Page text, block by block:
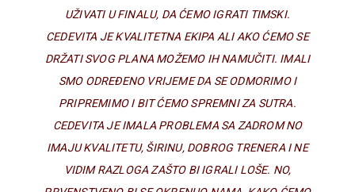
UŽIVATI U FINALU, DA ĆEMO IGRATI TIMSKI.
CEDEVITA JE KVALITETNA EKIPA ALI AKO ĆEMO SE
DRŽATI SVOG PLANA MOŽEMO IH NAMUČITI. IMALI
SMO ODREĐENO VRIJEME DA SE ODMORIMO I
PRIPREMIMO I BIT ĆEMO SPREMNI ZA SUTRA.
CEDEVITA JE IMALA PROBLEMA SA ZADROM NO
IMAJU KVALITETU, ŠIRINU, DOBROG TRENERA I NE
VIDIM RAZLOGA ZAŠTO BI IGRALI LOŠE. NO,